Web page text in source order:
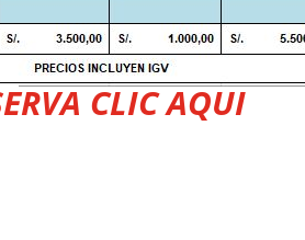
CLIC AQUI